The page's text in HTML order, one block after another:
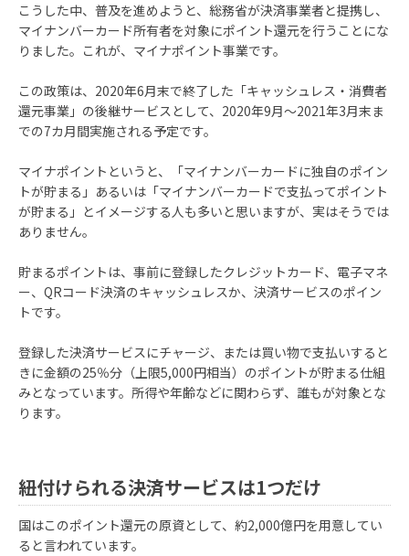
こうした中、普及を進めようと、総務省が決済事業者と提携し、
マイナンバーカード所有者を対象にポイント還元を行うことにな
りました。これが、マイナポイント事業です。
この政策は、2020年6月末で終了した「キャッシュレス・消費者
還元事業」の後継サービスとして、2020年9月〜2021年3月末ま
での7カ月間実施される予定です。
マイナポイントというと、「マイナンバーカードに独自のポイン
トが貯まる」あるいは「マイナンバーカードで支払ってポイント
が貯まる」とイメージする人も多いと思いますが、実はそうでは
ありません。
貯まるポイントは、事前に登録したクレジットカード、電子マネ
ー、QRコード決済のキャッシュレスか、決済サービスのポイン
トです。
登録した決済サービスにチャージ、または買い物で支払いすると
きに金額の25％分（上限5,000円相当）のポイントが貯まる仕組
みとなっています。所得や年齢などに関わらず、誰もが対象とな
ります。
紐付けられる決済サービスは1つだけ
国はこのポイント還元の原資として、約2,000億円を用意してい
ると言われています。